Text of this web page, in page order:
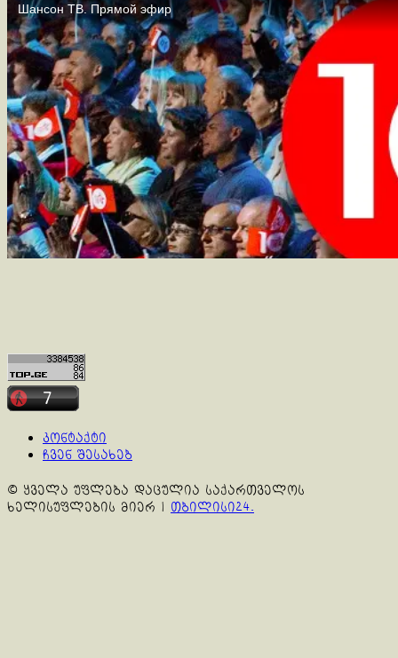
კონტაქტი
ჩვენ შესახებ
© ყველა უფლება დაცულია საქართველოს
ხელისუფლების მიერ | თბილისი24.